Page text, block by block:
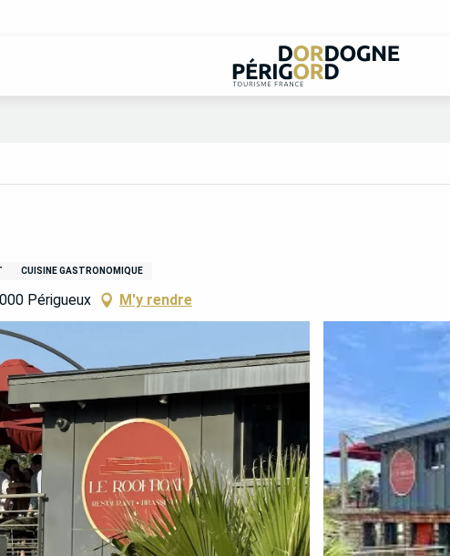
CUISINE GASTRONOMIQUE
Périgueux M'y rendre